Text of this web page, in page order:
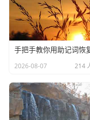
2026-08-07 214